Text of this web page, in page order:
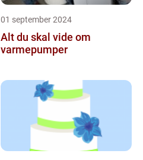
01 september 2024
Alt du skal vide om
varmepumper